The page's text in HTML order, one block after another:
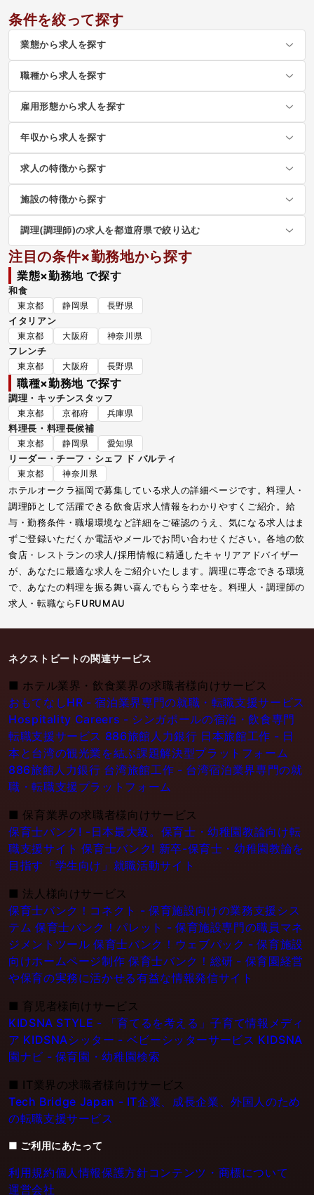
条件を絞って探す
業態から求人を探す
職種から求人を探す
雇用形態から求人を探す
年収から求人を探す
求人の特徴から探す
施設の特徴から探す
調理(調理師)の求人を都道府県で絞り込む
注目の条件×勤務地から探す
業態×勤務地 で探す
和食
東京都 静岡県 長野県
イタリアン
東京都 大阪府 神奈川県
フレンチ
東京都 大阪府 長野県
職種×勤務地 で探す
調理・キッチンスタッフ
東京都 京都府 兵庫県
料理長・料理長候補
東京都 静岡県 愛知県
リーダー・チーフ・シェフ ド パルティ
東京都 神奈川県
ホテルオークラ福岡で募集している求人の詳細ページです。料理人・
調理師として活躍できる飲食店求人情報をわかりやすくご紹介。給
与・勤務条件・職場環境など詳細をご確認のうえ、気になる求人はま
ずご登録いただくか電話やメールでお問い合わせください。各地の飲
食店・レストランの求人/採用情報に精通したキャリアアドバイザー
が、あなたに最適な求人をご紹介いたします。調理に専念できる環境
で、あなたの料理を振る舞い喜んでもらう幸せを。料理人・調理師の
求人・転職ならFURUMAU
ネクストビートの関連サービス
■ ホテル業界・飲食業界の求職者様向けサービス
おもてなしHR - 宿泊業界専門の就職・転職支援サービス
Hospitality Careers - シンガポールの宿泊・飲食専門
転職支援サービス 886旅館人力銀行 日本旅館工作 - 日
本と台湾の観光業を結ぶ課題解決型プラットフォーム
886旅館人力銀行 台湾旅館工作 - 台湾宿泊業界専門の就
職・転職支援プラットフォーム
■ 保育業界の求職者様向けサービス
保育士バンク! -日本最大級。保育士・幼稚園教論向け転
職支援サイト 保育士バンク! 新卒-保育士・幼稚園教論を
目指す「学生向け」就職活動サイト
■ 法人様向けサービス
保育士バンク！コネクト - 保育施設向けの業務支援シス
テム 保育士バンク！パレット - 保育施設専門の職員マネ
ジメントツール 保育士バンク！ウェブパック - 保育施設
向けホームページ制作 保育士バンク！総研 - 保育園経営
や保育の実務に活かせる有益な情報発信サイト
■ 育児者様向けサービス
KIDSNA STYLE - 「育てるを考える」子育て情報メディ
ア KIDSNAシッター - ベビーシッターサービス KIDSNA
園ナビ - 保育園・幼稚園検索
■ IT業界の求職者様向けサービス
Tech Bridge Japan - IT企業、成長企業、外国人のため
の転職支援サービス
■ ご利用にあたって
利用規約個人情報保護方針コンテンツ・商標について
運営会社